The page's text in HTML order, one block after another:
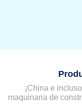
¡China e
maquinaria de